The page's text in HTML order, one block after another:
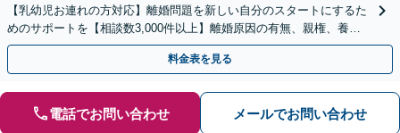
【乳幼児お連れの方対応】離婚問題を新しい自分のスタートにするた
めのサポートを【相談数3,000件以上】離婚原因の有無、親権、養育
費、財産分与、慰謝料請求【夜間・休日相談可】
料金表を見る
電話でお問い合わせ メールでお問い合わせ